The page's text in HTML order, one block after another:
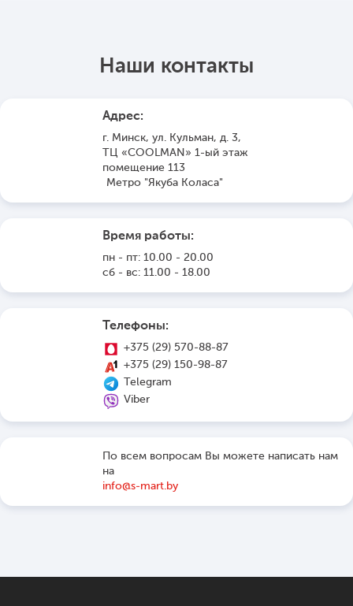
Наши контакты
Адрес:
г. Минск, ул. Кульман, д. 3,
ТЦ «COOLMAN» 1-ый этаж
помещение 113
Метро "Якуба Коласа"
Время работы:
пн - пт: 10.00 - 20.00
сб - вс: 11.00 - 18.00
Телефоны:
+375 (29) 570-88-87
+375 (29) 150-98-87
Telegram
Viber
По всем вопросам Вы можете написать нам
на
info@s-mart.by